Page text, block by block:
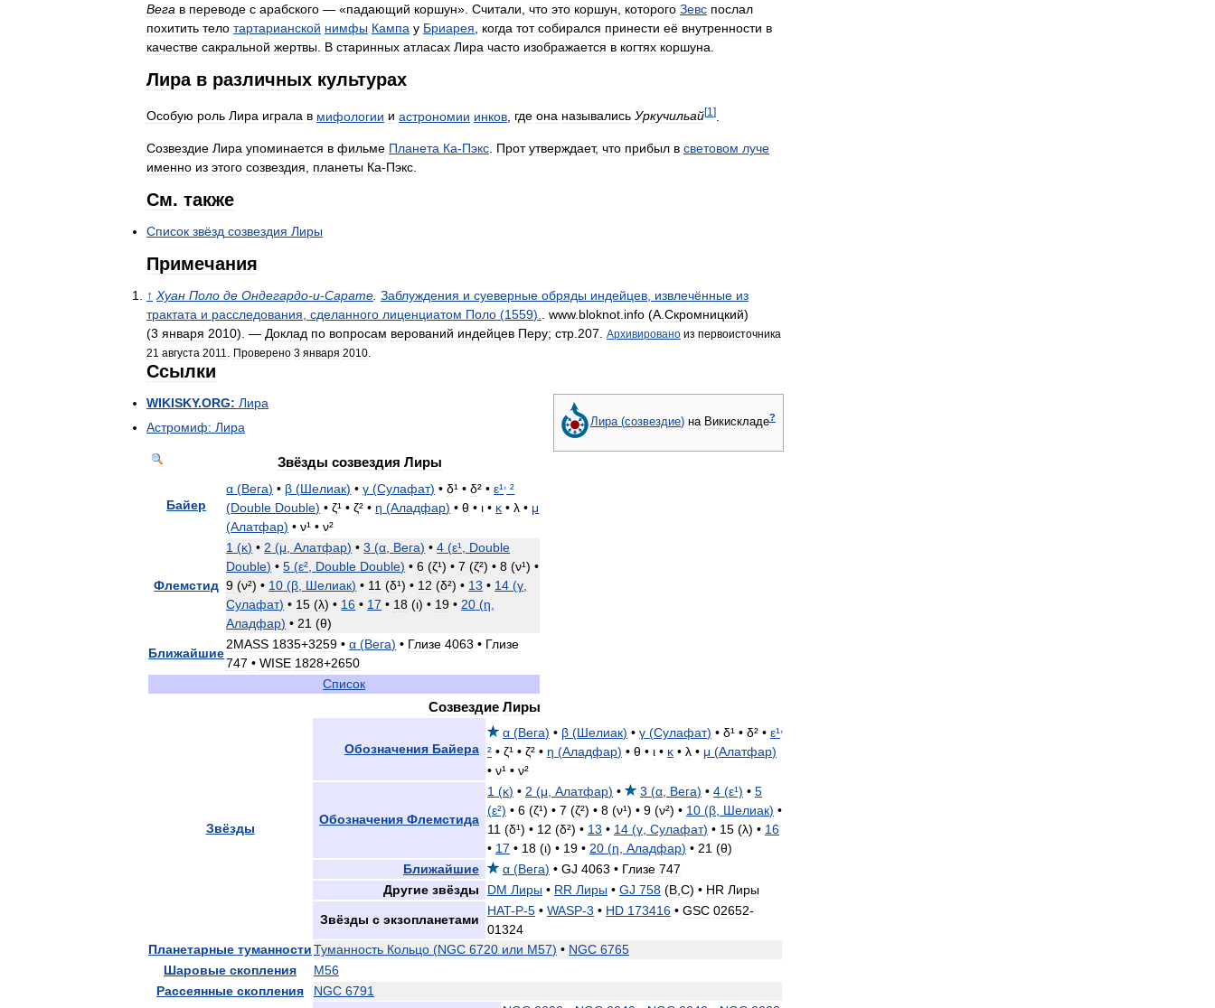
Вега в переводе с арабского — «падающий коршун». Считали что это коршун которого Зевс послал
похитить тело тартарианской нимфы Кампа у Бриарея когда тот собирался принести её внутренности в
качестве сакральной жертвы В старинных атласах Лира часто изображается в когтях коршуна
Лира в различных культурах
Особую роль Лира играла в мифологии и астрономии инков где она назывались Уркучильай[1 ]
Созвездие Лира упоминается в фильме Планета Ка-Пэкс. Прот утверждает, что прибыл в световом луче
именно из этого созвездия, планеты Ка-Пэкс.
См. также
Список звёзд созвездия Лиры
Примечания
↑ Хуан Поло де Ондегардо-и-Сарате. Заблуждения и суеверные обряды индейцев, извлечённые из
трактата и расследования, сделанного лиценциатом Поло (1559).. www.bloknot.info (А.Скромницкий)
(3 января 2010). — Доклад по вопросам верований индейцев Перу; стр.207. Архивировано из первоисточника
21 августа 2011 Проверено 3 января 2010
Ссылки
Лира(созвездие) на Викискладе?
WIKISKY.ORG: Лира
Астромиф: Лира
Звёзды созвездия Лиры
Байер
α (Вега) • β (Шелиак) •γ (Сулафат) •δ¹ •δ² •ε¹ ²
(Double Double) •ζ¹ •ζ² •η (Аладфар) •θ • ι • κ •λ • μ
(Алатфар) •ν¹ •ν²
Флемстид
1 (κ) •2 (μ,Алатфар) •3 (α, Вега) •4 (ε¹, Double
Double) •5 (ε², Double Double) •6 (ζ¹) •7 (ζ²) •8 (ν¹) •
9 (ν²) • 10 (β, Шелиак) • 11 (δ¹) • 12 (δ²) • 13 • 14 (γ,
Сулафат) • 15 (λ) • 16 • 17 • 18 (ι) • 19 •20 (η,
Аладфар) •21 (θ)
Ближайшие
2MASS 1835+3259 •α (Вега) • Глизе 4063 • Глизе
747 •WISE 1828+2650
Список
Созвездие Лиры
Звёзды
Обозначения Байера
α (Вега) • β (Шелиак) • γ (Сулафат) • δ¹ • δ² • ε¹
² • ζ¹ • ζ² • η (Аладфар) • θ • ι • κ • λ • μ (Алатфар)
• ν¹ • ν²
Обозначения Флемстида
1 (κ) • 2 (μ, Алатфар) • 3 (α, Вега) • 4 (ε¹) • 5
(ε²) • 6 (ζ¹) • 7 (ζ²) • 8 (ν¹) • 9 (ν²) • 10 (β, Шелиак) •
11 (δ¹) • 12 (δ²) • 13 • 14 (γ, Сулафат) • 15 (λ) • 16
• 17 • 18 (ι) • 19 • 20 (η, Аладфар) • 21 (θ)
Ближайшие
α (Вега) • GJ 4063 • Глизе 747
Другие звёзды DM Лиры • RR Лиры • GJ 758 (B,C) • HR Лиры
Звёзды с экзопланетами
HAT-P-5 • WASP-3 • HD 173416 • GSC 02652-
01324
Планетарные туманностиТуманность Кольцо (NGC 6720 или М57) • NGC 6765
Шаровые скопления
М56
Рассеянные скопления NGC 6791